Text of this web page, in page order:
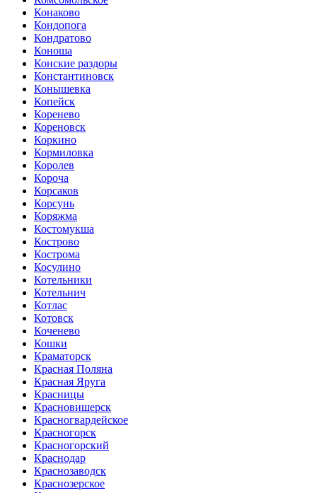
Конаково
Кондопога
Кондратово
Коноша
Конские раздоры
Константиновск
Конышевка
Копейск
Коренево
Кореновск
Коркино
Кормиловка
Королев
Короча
Корсаков
Корсунь
Коряжма
Костомукша
Кострово
Кострома
Косулино
Котельники
Котельнич
Котлас
Котовск
Коченево
Кошки
Краматорск
Красная Поляна
Красная Яруга
Красницы
Красновишерск
Красногвардейское
Красногорск
Красногорский
Краснодар
Краснозаводск
Краснозерское